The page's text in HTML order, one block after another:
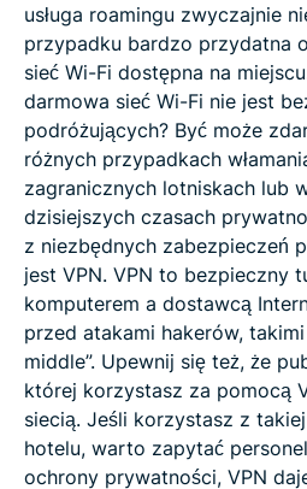
usługa roamingu zwyczajnie
przypadku bardzo przydatna
sieć Wi-Fi dostępna na
darmowa sieć Wi-Fi nie jest
podróżujących? Być może
różnych przypadkach
zagranicznych lotniskach lub
dzisiejszych czasach
z niezbędnych zabezpieczeń
jest VPN. VPN to bezpieczny
komputerem a dostawcą
przed atakami hakerów,
middle”. Upewnij się też, że
której korzystasz za pomocą
siecią. Jeśli korzystasz z
hotelu, warto zapytać
ochrony prywatności, VPN